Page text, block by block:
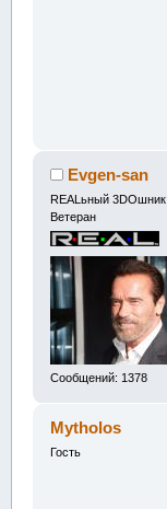
Evgen-san
REALьный 3DOшник
Ветеран
Сообщений: 1378
Mytholos
Гость